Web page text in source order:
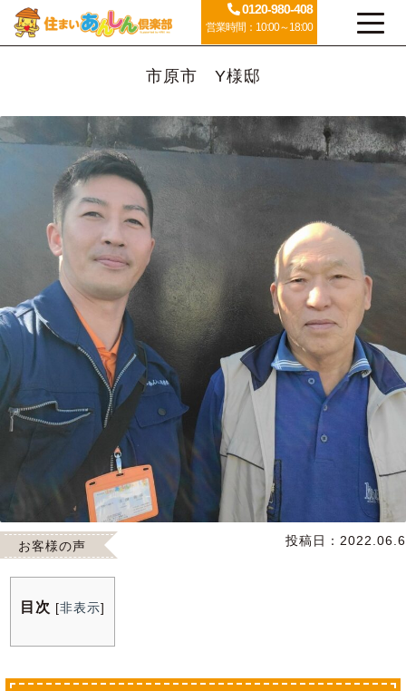
0120-980-408
営業時間：10:00～18:00
市原市 Y様邸
お客様の声 投稿日： 2022.06.6
目次 [非表示]